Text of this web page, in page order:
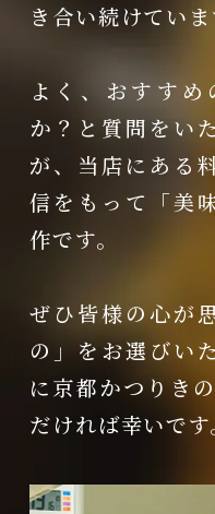
き合い続けていま
よく、おすす
か？と質問をい
が、当店にある
信をもって「美
作です。
ぜひ皆様の心が
の」をお選びい
に京都かつりき
だければ幸いです